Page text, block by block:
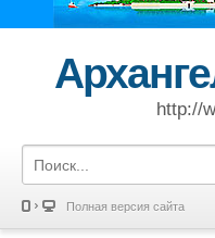
http://
Полная версия сайта